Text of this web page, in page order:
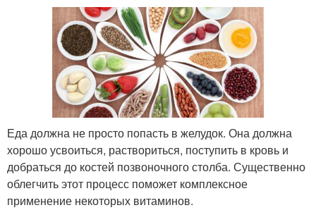
Еда должна не просто попасть в желудок. Она должна
хорошо усвоиться, раствориться, поступить в кровь и
добраться до костей позвоночного столба. Существенно
облегчить этот процесс поможет комплексное
применение некоторых витаминов.